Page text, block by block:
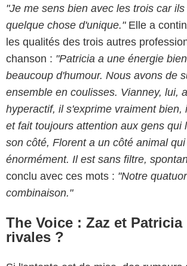
"Je me sens bien avec les trois car
quelque chose d'unique."Elle a
les qualités des trois autres
chanson : "Patricia a une énergie
beaucoup d'humour. Nous avons de
ensemble en coulisses. Vianney, lui,
hyperactif, il s'exprime vraiment bien,
et fait toujours attention aux gens qui
son côté, Florent a un côté animal
énormément. Il est sans filtre,
conclu avec ces mots : "Notre
combinaison."
The Voice : Zaz et Patricia
rivales ?